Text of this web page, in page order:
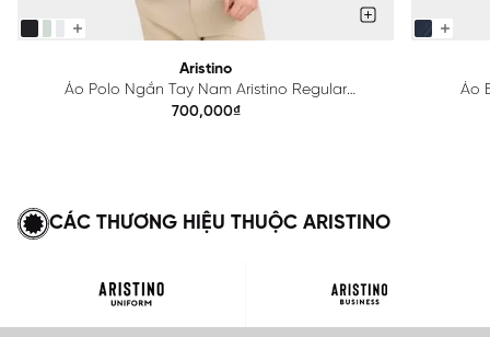
Aristino
Áo Polo Ngắn Tay Nam Aristino Regular
APS615EDP01
700,000₫
Áo
CÁC THƯƠNG HIỆU THUỘC ARISTINO